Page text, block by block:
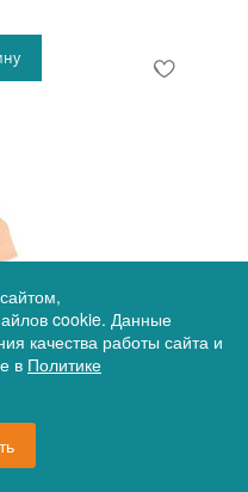
абрикосовый
cookie. Данные
качества работы сайта и
в Политике